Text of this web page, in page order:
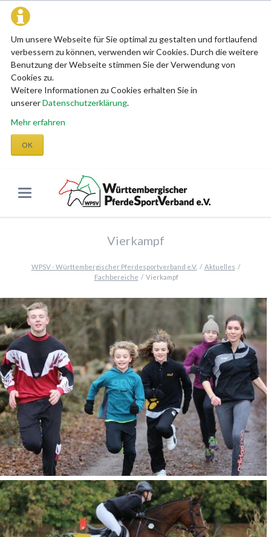
Um unsere Webseite für Sie optimal zu gestalten und fortlaufend
verbessern zu können, verwenden wir Cookies. Durch die weitere
Benutzung der Webseite stimmen Sie der Verwendung von
Cookies zu.
Weitere Informationen zu Cookies erhalten Sie in
unsererDatenschutzerklärung.
Mehr erfahren
OK
Vierkampf
WPSV - Württembergischer Pferdesportverband e.V.
Aktuelles
Fachbereiche
Vierkampf